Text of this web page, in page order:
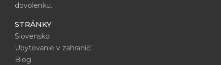
dovolenku.
STRÁNKY
Slovensko
Ubytovanie v zahraničí
Blog